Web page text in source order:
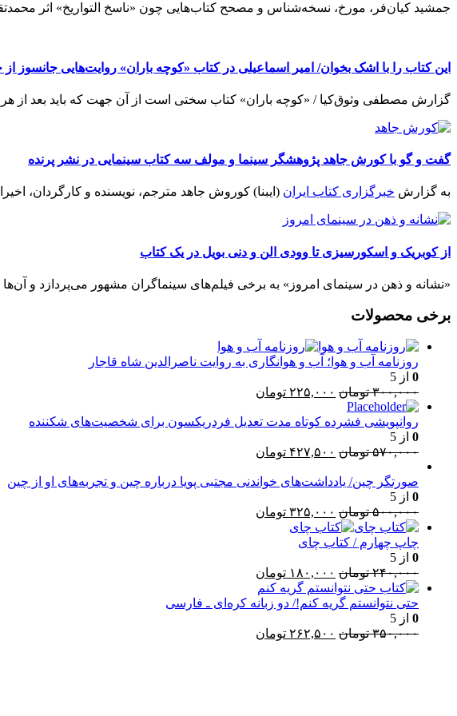
جمشید کیان‌فر، مورخ، نسخه‌شناس و مصحح کتاب‌هایی چون «ناسخ التواریخ» اثر
این کتاب را با اشک بخوان/ امیر اسماعیلی در کتاب «کوچه باران» روایت‌هایی جانسوز
گزارش مصطفی وثوق‌کیا / «کوچه باران» کتاب سختی است از آن جهت که باید بعد از
گفت و گو با کورش جاهد پژوهشگر سینما و مولف سه کتاب سینمایی در نشر پرنده
به گزارش خبرگزاری کتاب ایران (ایبنا) کوروش جاهد مترجم، نویسنده و کارگردان،
از کوبریک و اسکورسیزی تا وودی الن و دنی بویل در یک کتاب
«نشانه و ذهن در سینمای امروز» به برخی فیلم‌های سینماگران مشهور می‌پردازد و آن‌ها
برخی محصولات
روزنامه آب و هوا؛ آب و هوانگاری به روایت ناصرالدین شاه قاجار
0 از 5
۳۰۰,۰۰۰ تومان قیمت
۳۰۰,۰۰۰ تومان
۲۲۵,۰۰۰ تومان
۲۲۵,۰۰۰ تومان.
روانپویشی فشرده کوتاه مدت تعدیل فردریکسون برای شخصیت‌های شکننده
0 از 5
۵۷۰,۰۰۰ تومان قیمت
۵۷۰,۰۰۰ تومان
۴۲۷,۵۰۰ تومان
۴۲۷,۵۰۰ تومان.
صورتگر چین/ یادداشت‌های خواندنی مجتبی پویا درباره چین و تجربه‌های او از چین
0 از 5
۵۰۰,۰۰۰ تومان قیمت
اصلی:
۳۲۵,۰۰۰ تومان
چاپ چهارم / کتاب چای
0 از 5
۲۴۰,۰۰۰ تومان قیمت
اصلی:
۲۴۰,۰۰۰ تومان
۱۸۰,۰۰۰ تومان
۱۸۰,۰۰۰ تومان.
حتی نتوانستم گریه کنم!/ دو زبانه کره‌ای ـ فارسی
0 از 5
۳۵۰,۰۰۰ تومان قیمت
۲۶۲,۵۰۰ تومان